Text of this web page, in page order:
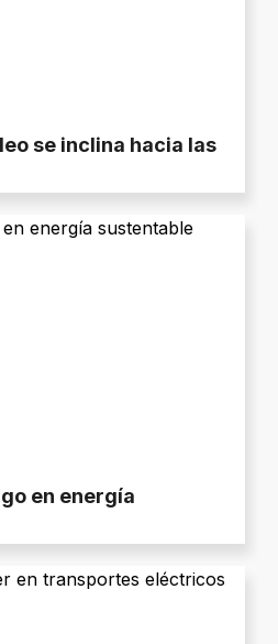
se inclina hacia las
en energía